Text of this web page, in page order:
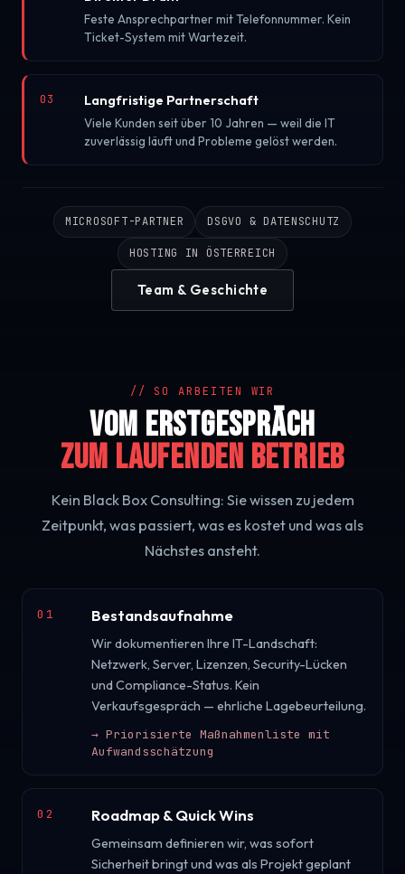
Feste Ansprechpartner mit Telefonnummer. Kein
Ticket-System mit Wartezeit.
03 Langfristige Partnerschaft
Viele Kunden seit über 10 Jahren — weil die IT
zuverlässig läuft und Probleme gelöst werden.
MICROSOFT-PARTNER DSGVO & DATENSCHUTZ
HOSTING IN ÖSTERREICH
Team & Geschichte
// SO ARBEITEN WIR
Vom Erstgespräch
zum laufenden Betrieb
Kein Black Box Consulting: Sie wissen zu jedem
Zeitpunkt, was passiert, was es kostet und was als
Nächstes ansteht.
01 Bestandsaufnahme
Wir dokumentieren Ihre IT-Landschaft:
Netzwerk, Server, Lizenzen, Security-Lücken
und Compliance-Status. Kein
Verkaufsgespräch — ehrliche Lagebeurteilung.
→ Priorisierte Maßnahmenliste mit
Aufwandsschätzung
02 Roadmap & Quick Wins
Gemeinsam definieren wir, was sofort
Sicherheit bringt und was als Projekt geplant